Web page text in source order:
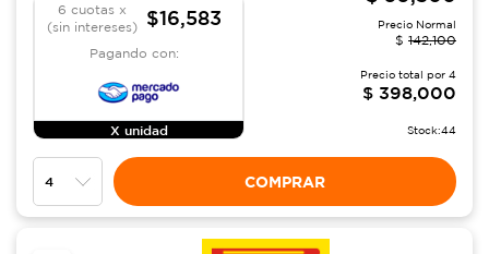
6 cuotas x
(sin intereses)
$16,583
Pagando con:
X unidad
Precio Normal
$ 142,100
Precio total por 4
$ 398,000
Stock:44
COMPRAR